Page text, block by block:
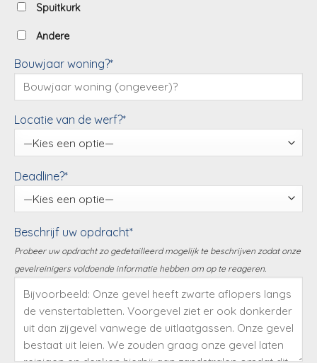
Spuitkurk
Andere
Bouwjaar woning?*
Locatie van de werf?*
Deadline?*
Beschrijf uw opdracht*
Probeer uw opdracht zo gedetailleerd mogelijk te beschrijven zodat onze
gevelreinigers voldoende informatie hebben om op te reageren.